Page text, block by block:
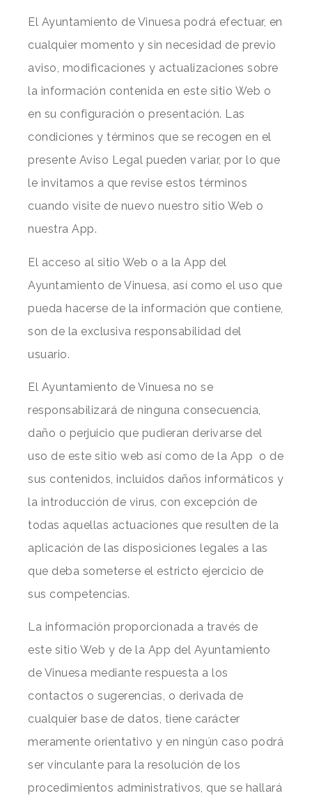
El Ayuntamiento de Vinuesa podrá efectuar, en
cualquier momento y sin necesidad de previo
aviso, modificaciones y actualizaciones sobre
la información contenida en este sitio Web o
en su configuración o presentación. Las
condiciones y términos que se recogen en el
presente Aviso Legal pueden variar, por lo que
le invitamos a que revise estos términos
cuando visite de nuevo nuestro sitio Web o
nuestra App.
El acceso al sitio Web o a la App del
Ayuntamiento de Vinuesa, así como el uso que
pueda hacerse de la información que contiene,
son de la exclusiva responsabilidad del
usuario.
El Ayuntamiento de Vinuesa no se
responsabilizará de ninguna consecuencia,
daño o perjuicio que pudieran derivarse del
uso de este sitio web así como de la App o de
sus contenidos, incluidos daños informáticos y
la introducción de virus, con excepción de
todas aquellas actuaciones que resulten de la
aplicación de las disposiciones legales a las
que deba someterse el estricto ejercicio de
sus competencias.
La información proporcionada a través de
este sitio Web y de la App del Ayuntamiento
de Vinuesa mediante respuesta a los
contactos o sugerencias, o derivada de
cualquier base de datos, tiene carácter
meramente orientativo y en ningún caso podrá
ser vinculante para la resolución de los
procedimientos administrativos, que se hallará